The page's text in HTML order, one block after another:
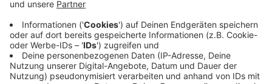
Sie sollen mitentscheiden, wie sich die Stadt künftig
entwickelt. Heute Abend geht es um
Freizeitaktivitäten in Coesfeld. Das Ganze findet
online statt. Los geht eshierum 18:30 Uhr.